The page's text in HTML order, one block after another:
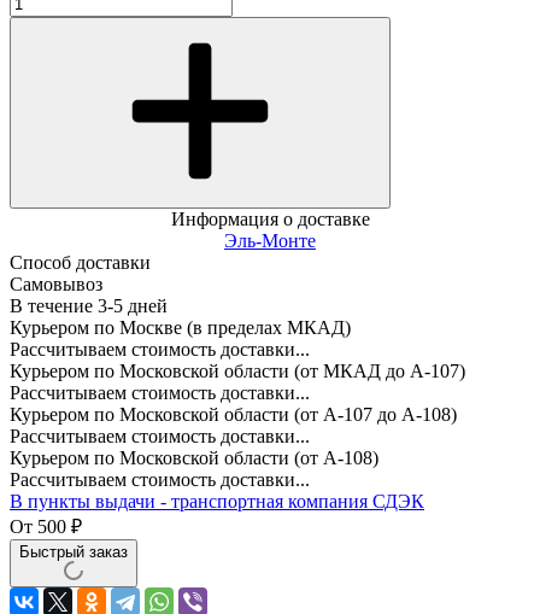
Информация о доставке
Эль-Монте
Способ доставки
Самовывоз
В течение 3-5 дней
Курьером по Москве (в пределах МКАД)
Рассчитываем стоимость доставки...
Курьером по Московской области (от МКАД до А-107)
Рассчитываем стоимость доставки...
Курьером по Московской области (от А-107 до А-108)
Рассчитываем стоимость доставки...
Курьером по Московской области (от А-108)
Рассчитываем стоимость доставки...
В пункты выдачи - транспортная компания СДЭК
От 500 ₽
Быстрый заказ